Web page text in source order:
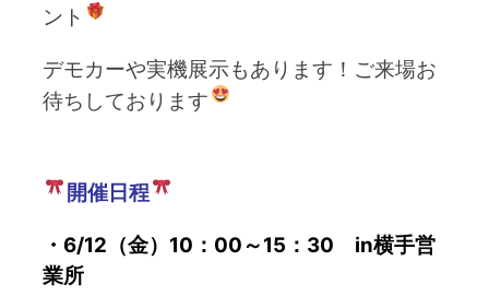
ント
デモカーや実機展示もあります！ ご来場お
待ちしております
開催日程
・6/12（金）10：00～15：30 in横手営
業所